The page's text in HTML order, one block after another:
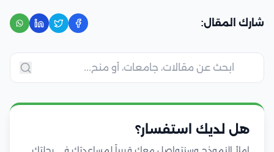
شارك المقال:
هل لديك استفسار؟